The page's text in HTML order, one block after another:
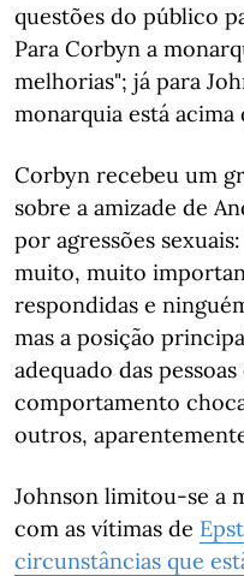
questões do público
Para Corbyn a
melhorias"; já para
monarquia está
Corbyn recebeu um
sobre a amizade de
por agressões
muito, muito
respondidas e
mas a posição
adequado das
comportamento
outros,
Johnson limitou-se a
com as vítimas de
circunstâncias que